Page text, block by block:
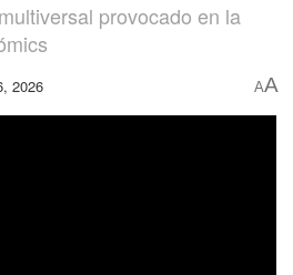
provocado en la
2026 AA